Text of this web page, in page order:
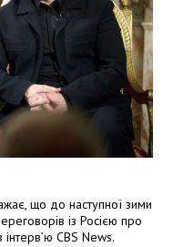
що до наступної зими
із Росією про
інтерв’ю CBS News.